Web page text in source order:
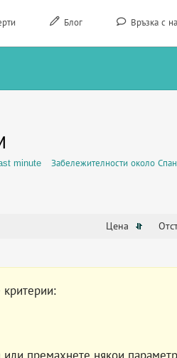
Блог Връзка с
minute Забележителности около
Цена